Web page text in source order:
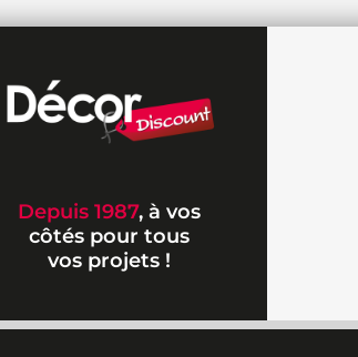
Depuis 1987, à vos
côtés pour tous
vos projets !